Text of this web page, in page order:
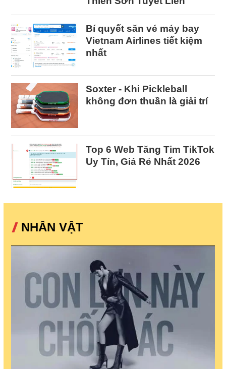
Bí quyết săn vé máy bay
Vietnam Airlines tiết kiệm
nhất
Soxter - Khi Pickleball
không đơn thuần là giải trí
Top 6 Web Tăng Tim TikTok
Uy Tín, Giá Rẻ Nhất 2026
NHÂN VẬT